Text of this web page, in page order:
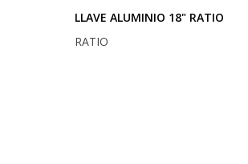
LLAVE ALUMINIO 18" RATIO
RATIO